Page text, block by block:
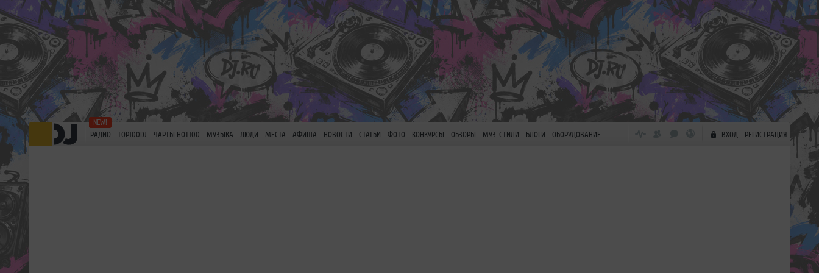
РАДИО TOP100DJ ЧАРТЫ HOT100 МУЗЫКА ЛЮДИ МЕСТА АФИША НОВОСТИ СТАТЬИ ФОТО КОНКУРСЫ ОБЗОРЫ МУЗ. СТИЛИ БЛОГИ ОБОРУДОВАНИЕ ВХОД РЕГИСТРАЦИЯ